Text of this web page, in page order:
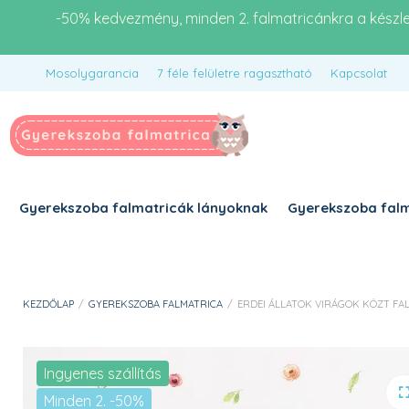
-50% kedvezmény, minden 2. falmatricánkra a
Mosolygarancia 7 féle felületre ragasztható Kapcsolat
Gyerekszoba falmatricák lányoknak Gyerekszoba
KEZDŐLAP / GYEREKSZOBA FALMATRICA / ERDEI ÁLLATOK VIRÁGOK KÖZT
Minden 2. -50%
Ingyenes szállítás